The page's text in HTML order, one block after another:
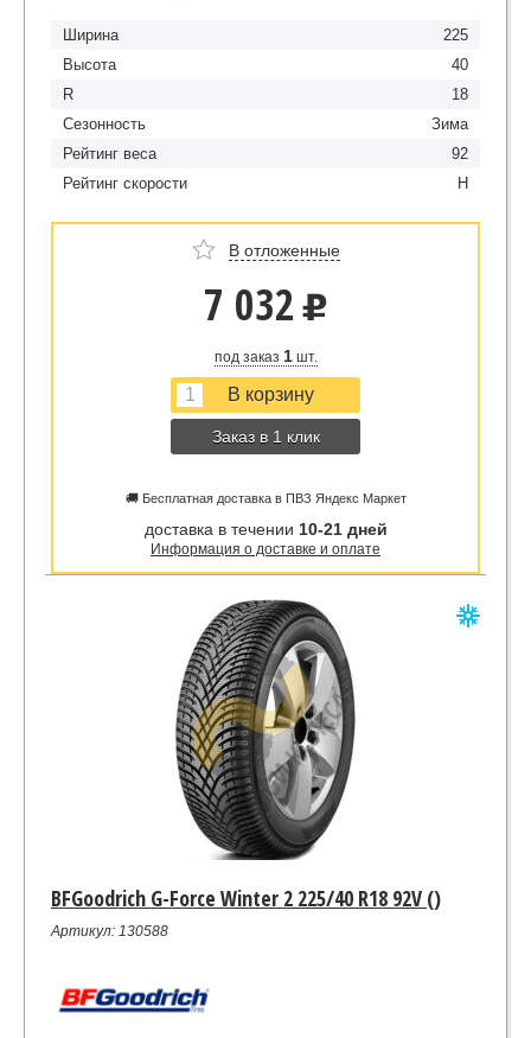
Ширина
225
Высота
40
R
18
Сезонность
Зима
Рейтинг веса
92
Рейтинг скорости
H
В отложенные
7 032 u
под заказ 1шт.
Заказ в 1 клик
🚚 Бесплатная доставка в ПВЗ Яндекс Маркет
доставка в течении 10-21 дней
Информация о доставке и оплате
BFGoodrich G-Force Winter 2 225/40 R18 92V ()
Артикул: 130588